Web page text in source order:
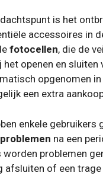
is het
accessoires in
fotocellen, die de
openen en sluiten
opgenomen
een extra
enkele gebruikers
na een
worden problemen
afsluiten of een